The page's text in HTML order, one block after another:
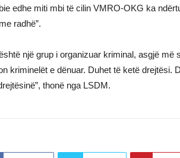
edhe miti mbi të cilin VMRO-OKG ka
radhë”.
një grup i organizuar kriminal, asgjë
kriminelët e dënuar. Duhet të ketë drejtësi.
thonë nga LSDM.